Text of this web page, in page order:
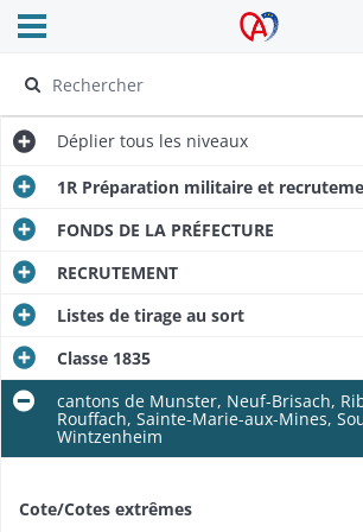
Archives Alsace - Colmar
Ouvrir le menu déroulant
Déplier tous les niveaux
1R Préparation militaire et
FONDS DE LA PRÉFECTURE
RECRUTEMENT
Listes de tirage au sort
Classe 1835
cantons de Munster, Neuf-Brisach,
Rouffach, Sainte-Marie-aux-Mines,
Wintzenheim
Cote/Cotes extrêmes